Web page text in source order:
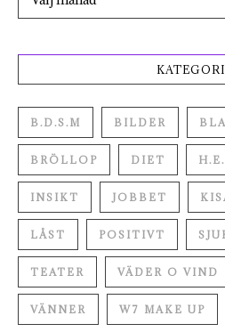
B.D.S.M BILDER
BRÖLLOP DIET
INSIKT JOBBET
LÅST POSITIVT
TEATER VÄDER O VIND
VÄNNER W7 MAKE UP